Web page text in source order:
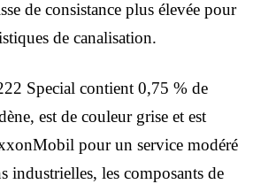
de consistance plus élevée pour
de canalisation.
Special contient 0,75 % de
est de couleur grise et est
pour un service modéré
industrielles, les composants de